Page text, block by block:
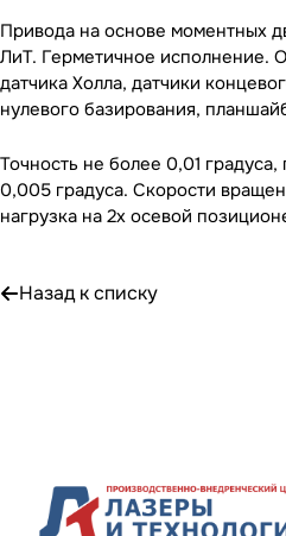
Привода на основе моментных
ЛиТ. Герметичное исполнение.
датчика Холла, датчики
нулевого базирования,
Точность не более 0,01
0,005 градуса. Скорости
нагрузка на 2х осевой
Назад к списку